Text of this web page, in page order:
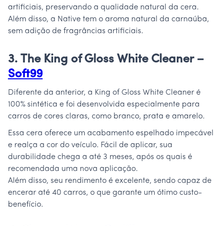
artificiais, preservando a qualidade natural da cera.
Além disso, a Native tem o aroma natural da carnaúba,
sem adição de fragrâncias artificiais.
3. The King of Gloss White Cleaner –
Soft99
Diferente da anterior, a King of Gloss White Cleaner é
100% sintética e foi desenvolvida especialmente para
carros de cores claras, como branco, prata e amarelo.
Essa cera oferece um acabamento espelhado impecável
e realça a cor do veículo. Fácil de aplicar, sua
durabilidade chega a até 3 meses, após os quais é
recomendada uma nova aplicação.
Além disso, seu rendimento é excelente, sendo capaz de
encerar até 40 carros, o que garante um ótimo custo-
benefício.